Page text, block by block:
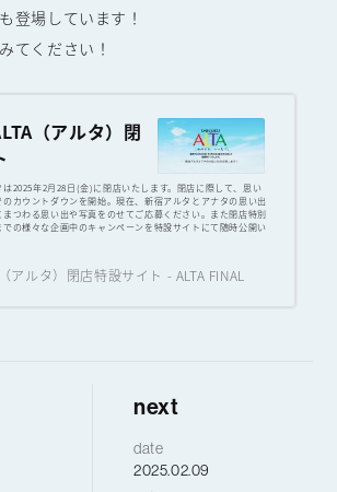
登場しています！
てください！
（アルタ）閉
2025年2月28日(金)に閉店いたします。閉店に際して、思い
カウントダウンを開始。現在、新宿アルタとアナタの思い出
つわる思い出や写真をのせてご応募ください。また閉店特別
の様々な企画中のキャンペーンを特設サイトにて随時公開い
アルタ）閉店特設サイト - ALTA FINAL
next
date
2025.02.09